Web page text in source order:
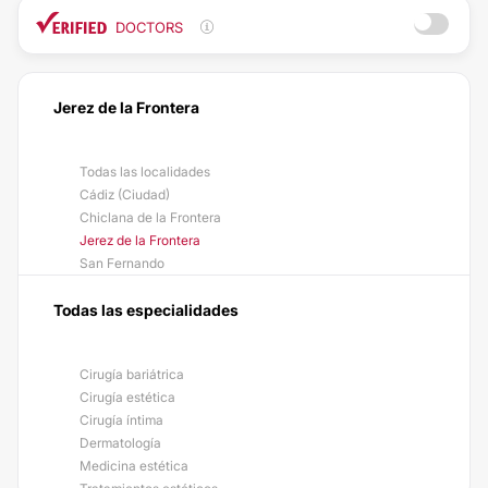
DOCTORS
Jerez de la Frontera
Todas las localidades
Cádiz (Ciudad)
Chiclana de la Frontera
Jerez de la Frontera
San Fernando
Todas las especialidades
Cirugía bariátrica
Cirugía estética
Cirugía íntima
Dermatología
Medicina estética